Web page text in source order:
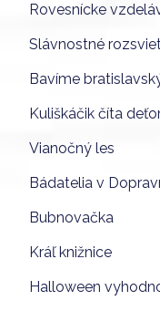
Rovesnícke
Slávnostné
Bavíme
Kuliškáčik číta
Vianočný les
Bádatelia v
Bubnovačka
Kráľ knižnice
Halloween